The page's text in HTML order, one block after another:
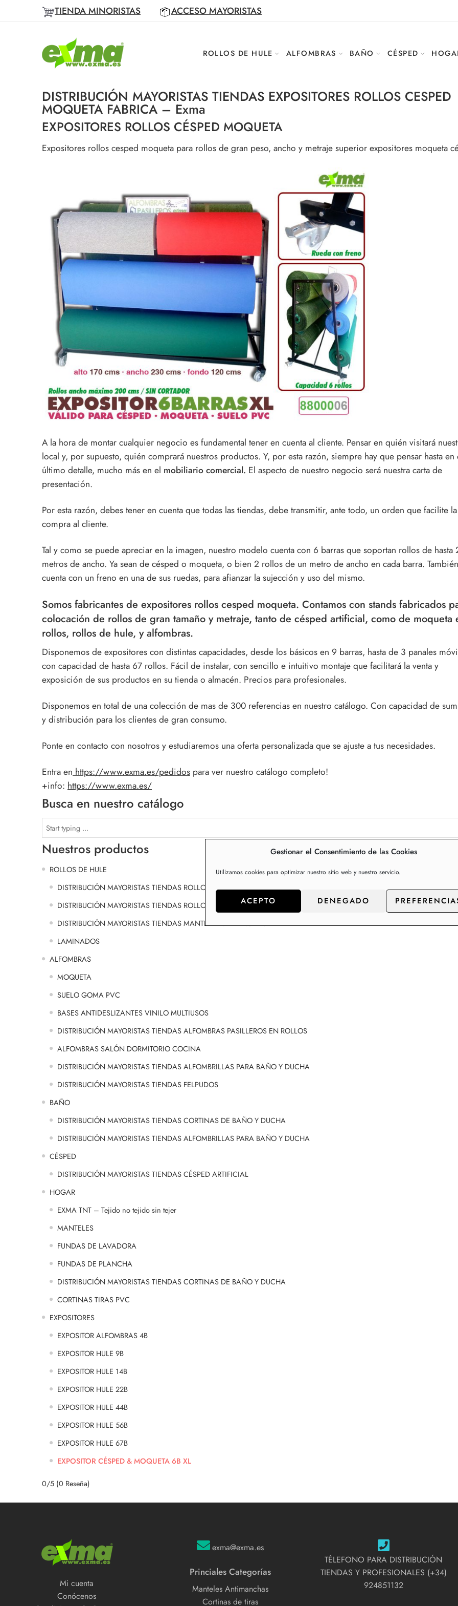
Gestionar el Consentimiento de las Cookies
Utilizamos cookies para optimizar nuestro sitio web y nuestro servicio.
ACEPTO DENEGADO
TIENDA MINORISTAS ACCESO MAYORISTAS
ROLLOS DE HULE ALFOMBRAS BAÑO CÉSPED
DISTRIBUCIÓN MAYORISTAS TIENDAS EXPOSITORES ROLLOS CESPED
MOQUETA FABRICA – Exma
EXPOSITORES ROLLOS CÉSPED MOQUETA
Expositores rollos cesped moqueta para rollos de gran peso, ancho y metraje superior expositores moqueta
A la hora de montar cualquier negocio es fundamental tener en cuenta al cliente. Pensar en quién visitará
local y, por supuesto, quién comprará nuestros productos. Y, por esta razón, siempre hay que pensar hasta en
último detalle, mucho más en el mobiliario comercial. El aspecto de nuestro negocio será nuestra carta de
presentación.
Por esta razón, debes tener en cuenta que todas las tiendas, debe transmitir, ante todo, un orden que facilite la
compra al cliente.
Tal y como se puede apreciar en la imagen, nuestro modelo cuenta con 6 barras que soportan rollos de hasta
metros de ancho. Ya sean de césped o moqueta, o bien 2 rollos de un metro de ancho en cada barra. También
cuenta con un freno en una de sus ruedas, para afianzar la sujección y uso del mismo.
Somos fabricantes de expositores rollos cesped moqueta. Contamos con stands fabricados
colocación de rollos de gran tamaño y metraje, tanto de césped artificial, como de moqueta
rollos, rollos de hule, y alfombras.
Disponemos de expositores con distintas capacidades, desde los básicos en 9 barras, hasta de 3 panales
con capacidad de hasta 67 rollos. Fácil de instalar, con sencillo e intuitivo montaje que facilitará la venta y
exposición de sus productos en su tienda o almacén. Precios para profesionales.
Disponemos en total de una colección de mas de 300 referencias en nuestro catálogo. Con capacidad de
y distribución para los clientes de gran consumo.
Ponte en contacto con nosotros y estudiaremos una oferta personalizada que se ajuste a tus necesidades.
Entra en https://www.exma.es/pedidos para ver nuestro catálogo completo!
+info: https://www.exma.es/
Busca en nuestro catálogo
Nuestros productos
ROLLOS DE HULE
DISTRIBUCIÓN MAYORISTAS TIENDAS ROLLOS DE HULE EXMA
DISTRIBUCIÓN MAYORISTAS TIENDAS ROLLOS DE HULE EXMA GOLD
DISTRIBUCIÓN MAYORISTAS TIENDAS MANTEL ANTIMANCHAS EXMATEX
LAMINADOS
ALFOMBRAS
MOQUETA
SUELO GOMA PVC
BASES ANTIDESLIZANTES VINILO MULTIUSOS
DISTRIBUCIÓN MAYORISTAS TIENDAS ALFOMBRAS PASILLEROS EN ROLLOS
ALFOMBRAS SALÓN DORMITORIO COCINA
DISTRIBUCIÓN MAYORISTAS TIENDAS ALFOMBRILLAS PARA BAÑO Y DUCHA
DISTRIBUCIÓN MAYORISTAS TIENDAS FELPUDOS
BAÑO
DISTRIBUCIÓN MAYORISTAS TIENDAS CORTINAS DE BAÑO Y DUCHA
DISTRIBUCIÓN MAYORISTAS TIENDAS ALFOMBRILLAS PARA BAÑO Y DUCHA
CÉSPED
DISTRIBUCIÓN MAYORISTAS TIENDAS CÉSPED ARTIFICIAL
HOGAR
EXMA TNT – Tejido no tejido sin tejer
MANTELES
FUNDAS DE LAVADORA
FUNDAS DE PLANCHA
DISTRIBUCIÓN MAYORISTAS TIENDAS CORTINAS DE BAÑO Y DUCHA
CORTINAS TIRAS PVC
EXPOSITORES
EXPOSITOR ALFOMBRAS 4B
EXPOSITOR HULE 9B
EXPOSITOR HULE 14B
EXPOSITOR HULE 22B
EXPOSITOR HULE 44B
EXPOSITOR HULE 56B
EXPOSITOR HULE 67B
EXPOSITOR CÉSPED & MOQUETA 6B XL
0/5 (0 Reseña)
Mi cuenta
Conócenos
exma@exma.es
Princiales Categorías
Manteles Antimanchas
Cortinas de tiras
TÉLEFONO PARA DISTRIBUCIÓN
TIENDAS Y PROFESIONALES (+34)
924851132